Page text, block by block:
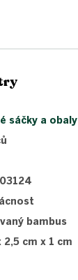
sáčky a obaly
bambus
2,5 cm x 1 cm